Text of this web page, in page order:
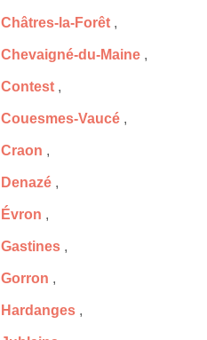
Châtres-la-Forêt ,
Chevaigné-du-Maine ,
Contest ,
Couesmes-Vaucé ,
Craon ,
Denazé ,
Évron ,
Gastines ,
Gorron ,
Hardanges ,